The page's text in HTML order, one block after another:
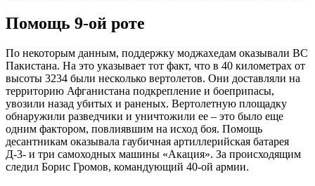
Помощь 9-ой роте
По некоторым данным, поддержку моджахедам оказывали ВС
Пакистана. На это указывает тот факт, что в 40 километрах от
высоты 3234 были несколько вертолетов. Они доставляли на
территорию Афганистана подкрепление и боеприпасы,
увозили назад убитых и раненых. Вертолетную площадку
обнаружили разведчики и уничтожили ее – это было еще
одним фактором, повлиявшим на исход боя. Помощь
десантникам оказывала гаубичная артиллерийская батарея
Д-3- и три самоходных машины «Акация». За происходящим
следил Борис Громов, командующий 40-ой армии.